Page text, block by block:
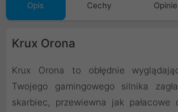
Opis Cechy Opinie
Krux Orona
Krux Orona to obłędnie
Twojego gamingowego silnika
skarbiec, przewiewna jak pałacowe